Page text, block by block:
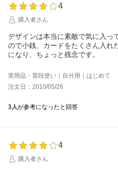
4
購入者さん
デザインは本当に素敵で気に入っ
ので小銭、カードをたくさん入れ
になり、ちょっと残念です。
実用品・普段使い｜自分用｜はじめて
注文日：2010/05/26
3人が参考になったと回答
4
購入者さん